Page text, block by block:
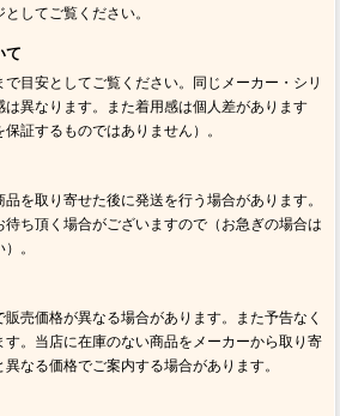
してご覧ください。
て
目安としてご覧ください。同じメーカー・シリ
異なります。また着用感は個人差があります
保証するものではありません）。
を取り寄せた後に発送を行う場合があります。
ち頂く場合がございますので（お急ぎの場合は
。
売価格が異なる場合があります。また予告なく
。当店に在庫のない商品をメーカーから取り寄
なる価格でご案内する場合があります。